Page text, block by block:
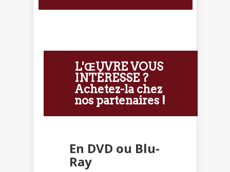
L'ŒUVRE VOUS
INTÉRESSE ?
Achetez-la chez
nos partenaires !
En DVD ou Blu-
Ray